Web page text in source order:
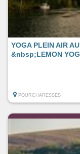
YOGA PLEIN AIR
&nbsp;LEMON
POURCHARESSES